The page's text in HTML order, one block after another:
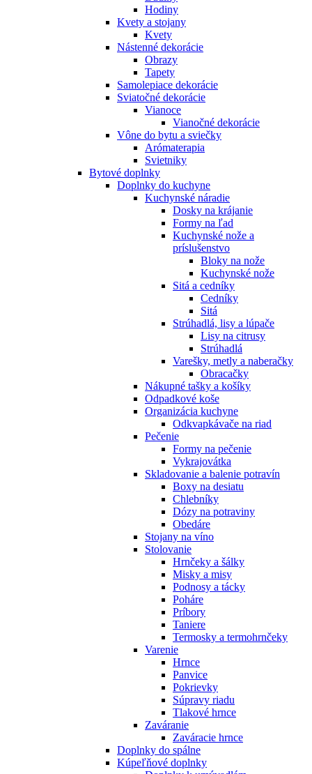
Hodiny
Kvety a stojany
Kvety
Nástenné dekorácie
Obrazy
Tapety
Samolepiace dekorácie
Sviatočné dekorácie
Vianoce
Vianočné dekorácie
Vône do bytu a sviečky
Arómaterapia
Svietniky
Bytové doplnky
Doplnky do kuchyne
Kuchynské náradie
Dosky na krájanie
Formy na ľad
Kuchynské nože a
príslušenstvo
Bloky na nože
Kuchynské nože
Sitá a cedníky
Cedníky
Sitá
Strúhadlá, lisy a lúpače
Lisy na citrusy
Strúhadlá
Varešky, metly a naberačky
Obracačky
Nákupné tašky a košíky
Odpadkové koše
Organizácia kuchyne
Odkvapkávače na riad
Pečenie
Formy na pečenie
Vykrajovátka
Skladovanie a balenie potravín
Boxy na desiatu
Chlebníky
Dózy na potraviny
Obedáre
Stojany na víno
Stolovanie
Hrnčeky a šálky
Misky a misy
Podnosy a tácky
Poháre
Príbory
Taniere
Termosky a termohrnčeky
Varenie
Hrnce
Panvice
Pokrievky
Súpravy riadu
Tlakové hrnce
Zaváranie
Zaváracie hrnce
Doplnky do spálne
Kúpeľňové doplnky